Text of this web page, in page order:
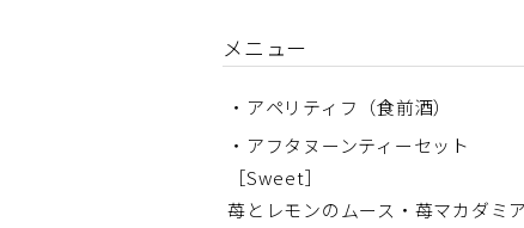
メニュー
・アペリティフ（食前酒）
・アフタヌーンティーセット
［Sweet］
苺とレモンのムース・苺マカダミ